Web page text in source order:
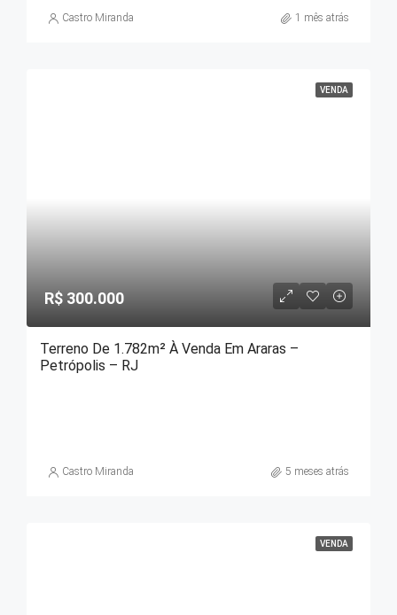
Castro Miranda 1 mês atrás
VENDA
R$ 300.000
Terreno De 1.782m² À Venda Em Araras –
Petrópolis – RJ
Castro Miranda 5 meses atrás
VENDA